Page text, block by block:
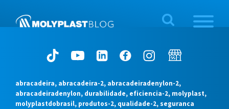
abracadeira, abracadeira-2, abracadeiradenylon-2,
abracadeiradenylon, durabilidade, eficiencia-2, molyplast,
molyplastdobrasil, produtos-2, qualidade-2, seguranca